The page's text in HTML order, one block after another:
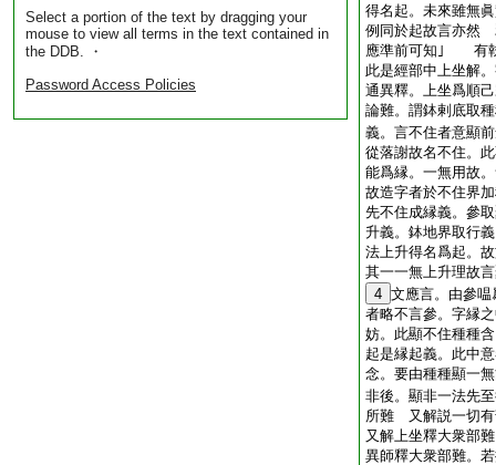
Select a portion of the text by dragging your
mouse to view all terms in the text contained in
the DDB. ・
Password Access Policies
得名起。未來雖無
例同於起故言亦然
應準前可知｣ 有執
此是經部中上坐解
通異釋。上坐爲順
論難。謂鉢剌底取
義。言不住者意顯
從落謝故名不住。
能爲縁。一無用故
故造字者於不住界
先不住成縁義。參
升義。鉢地界取行
法上升得名爲起。
其一一無上升理故
4 文應言。由參
者略不言參。字縁
妨。此顯不住種種
起是縁起義。此中
念。要由種種顯一
非後。顯非一法先
所難 又解説一切
又解上坐釋大衆部
異師釋大衆部難。